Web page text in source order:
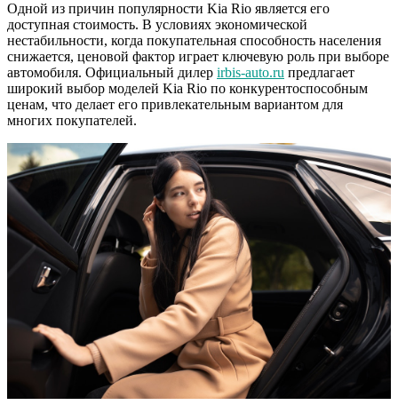
Одной из причин популярности Kia Rio является его
доступная стоимость. В условиях экономической
нестабильности, когда покупательная способность населения
снижается, ценовой фактор играет ключевую роль при выборе
автомобиля. Официальный дилер irbis-auto.ru предлагает
широкий выбор моделей Kia Rio по конкурентоспособным
ценам, что делает его привлекательным вариантом для
многих покупателей.